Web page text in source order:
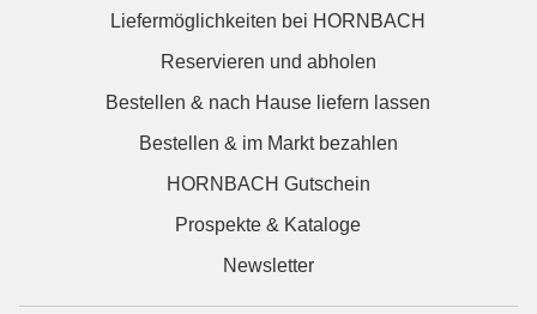
Liefermöglichkeiten bei HORNBACH
Reservieren und abholen
Bestellen & nach Hause liefern lassen
Bestellen & im Markt bezahlen
HORNBACH Gutschein
Prospekte & Kataloge
Newsletter